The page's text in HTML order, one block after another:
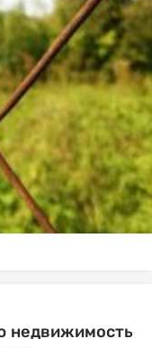
недвижимость